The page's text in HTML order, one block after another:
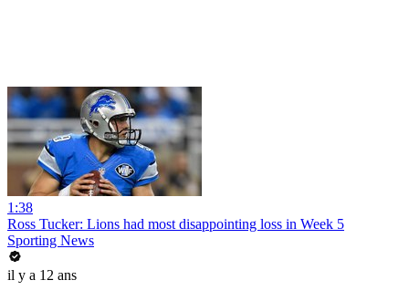
1:38
Ross Tucker: Lions had most disappointing loss in Week 5
Sporting News
il y a 12 ans